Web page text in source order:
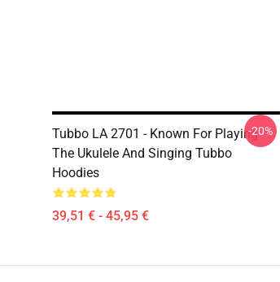
Tubbo LA 2701 - Known For Playing
The Ukulele And Singing Tubbo
Hoodies
39,51 € - 45,95 €
-20%